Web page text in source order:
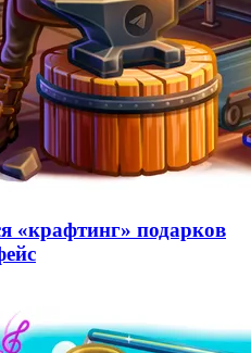
«крафтинг» подарков